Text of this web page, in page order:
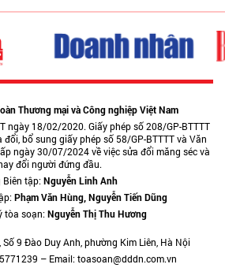
Thương mại và Công nghiệp Việt Nam
ngày 18/02/2020. Giấy phép số 208/GP-BTTTT
bổ sung giấy phép số 58/GP-BTTTT và Văn
ngày 30/07/2024 về việc sửa đổi măng séc và
đổi người đứng đầu.
Biên tập:Nguyễn Linh Anh
Phạm Văn Hùng, Nguyễn Tiến Dũng
tòa soạn:Nguyễn Thị Thu Hương
9 Đào Duy Anh, phường Kim Liên, Hà Nội
– Email: toasoan@dddn.com.vn